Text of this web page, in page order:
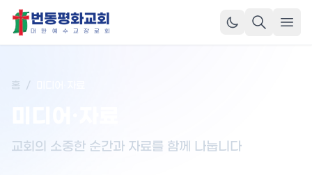
번동평화교회
대 한 예 수 교 장 로 회
메뉴
홈 /
교회의 소중한 순간과 자료를 함께 나눕니다